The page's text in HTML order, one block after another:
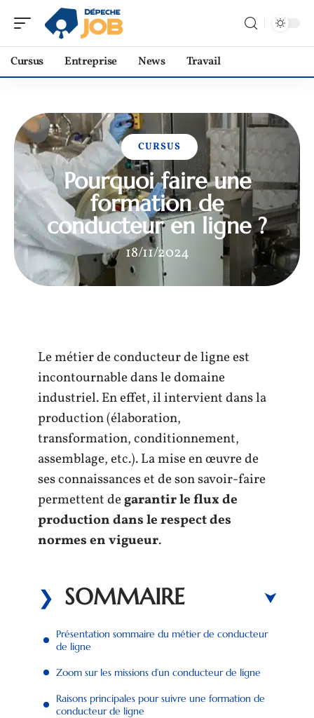
Cursus Entreprise News Travail
CURSUS
Pourquoi faire une
formation de
conducteur en ligne ?
18/11/2024
Le métier de conducteur de ligne est
incontournable dans le domaine
industriel. En effet, il intervient dans la
production (élaboration,
transformation, conditionnement,
assemblage, etc.). La mise en œuvre de
ses connaissances et de son savoir-faire
permettent degarantir le flux de
production dans le respect des
normes en vigueur.
SOMMAIRE
Présentation sommaire du métier de conducteur
de ligne
Zoom sur les missions d’un conducteur de ligne
Raisons principales pour suivre une formation de
conducteur de ligne